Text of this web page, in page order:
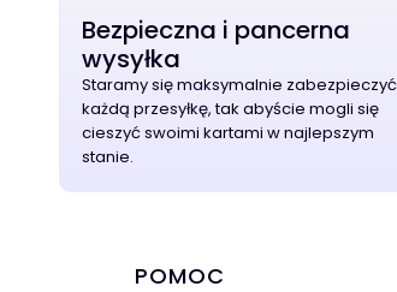
Bezpieczna i pancerna
wysyłka
Staramy się maksymalnie zabezpieczyć
każdą przesyłkę, tak abyście mogli się
cieszyć swoimi kartami w najlepszym
stanie.
POMOC